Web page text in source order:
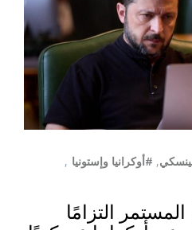
, #أوكرانيا وإستونيا ,
التزامًا